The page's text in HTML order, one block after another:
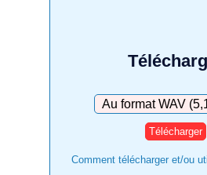
Télécharger
Comment télécharger et/ou